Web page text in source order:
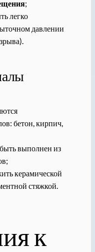
;
легко
давлении
бетон, кирпич,
выполнен из
керамической
стяжкой.
к